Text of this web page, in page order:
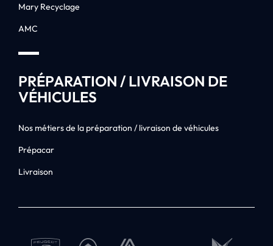
Mary Recyclage
AMC
PRÉPARATION / LIVRAISON DE
VÉHICULES
Nos métiers de la préparation / livraison de véhicules
Prépacar
Livraison